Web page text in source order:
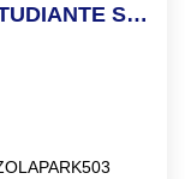
A LOUER - T1- - RÉSIDENCE ETUDIANTE SECURISE